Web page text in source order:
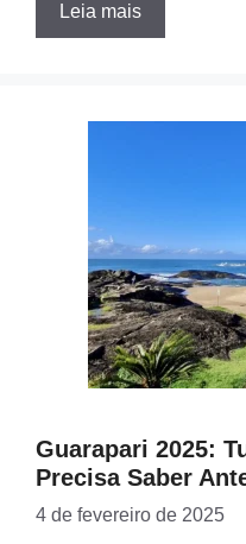
Leia mais
Guarapari 2025:
Precisa Saber
4 de fevereiro de 2025